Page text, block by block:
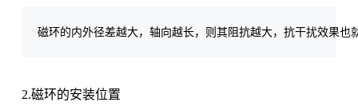
2.磁环的安装位置